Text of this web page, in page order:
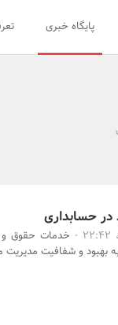
پایگاه خبری
حسابداری
خدمات حقوق و
بهبود و شفافیت مدیریت